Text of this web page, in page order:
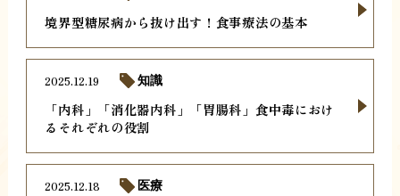
境界型糖尿病から抜け出す！食事療法の基本
「内科」「消化器内科」「胃腸科」食中毒におけ
るそれぞれの役割
2025.12.19 知識
2025.12.18 医療